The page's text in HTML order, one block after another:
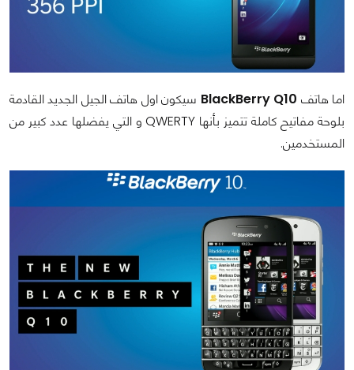
اما هاتف BlackBerry Q10 سيكون اول هاتف الجيل الجديد القادمة
بلوحة مفاتيح كاملة تتميز بأنها QWERTYو التي يفضلها عدد كبير من
المستخدمين.